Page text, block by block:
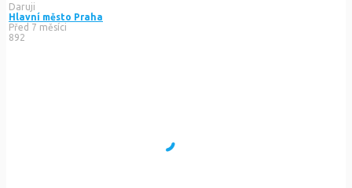
Daruji
Hlavní město Praha
Před 7 měsíci
892